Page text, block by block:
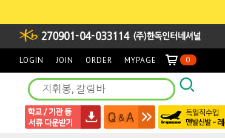
LOGIN JOIN ORDER MYPAGE 0